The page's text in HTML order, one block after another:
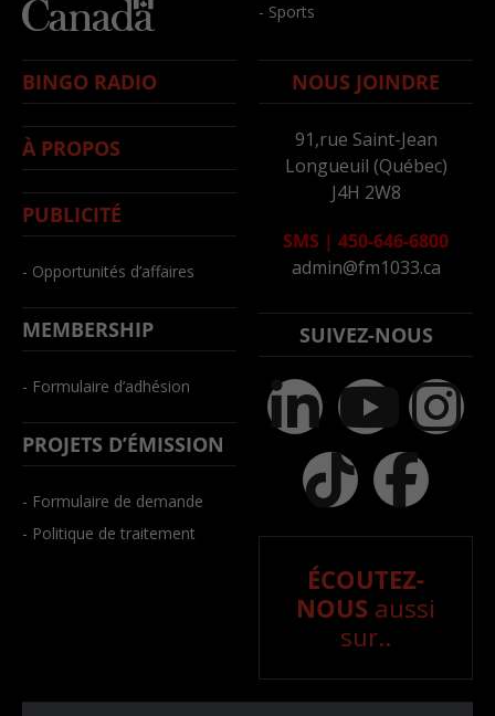
- Sports
BINGO RADIO
À PROPOS
PUBLICITÉ
- Opportunités d’affaires
MEMBERSHIP
- Formulaire d’adhésion
PROJETS D’ÉMISSION
- Formulaire de demande
- Politique de traitement
NOUS JOINDRE
91,rue Saint-Jean
Longueuil (Québec)
J4H 2W8
SMS | 450-646-6800
admin@fm1033.ca
SUIVEZ-NOUS
ÉCOUTEZ-
NOUS aussi
sur..